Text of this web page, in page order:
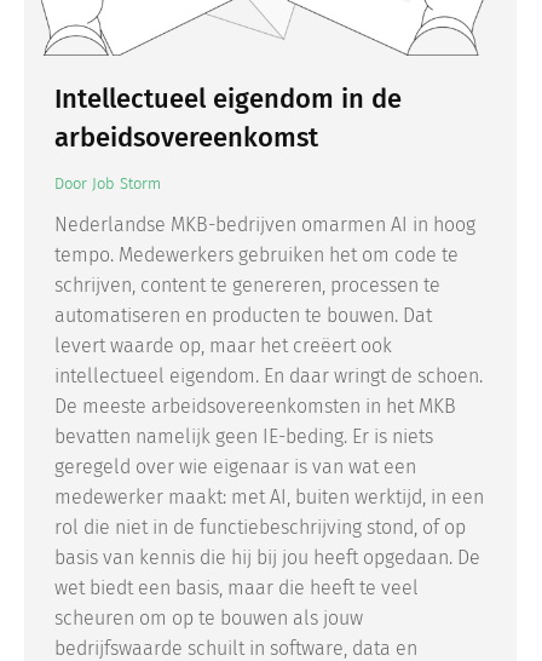
Intellectueel eigendom in de
arbeidsovereenkomst
Door Job Storm
Nederlandse MKB-bedrijven omarmen AI in hoog
tempo. Medewerkers gebruiken het om code te
schrijven, content te genereren, processen te
automatiseren en producten te bouwen. Dat
levert waarde op, maar het creëert ook
intellectueel eigendom. En daar wringt de schoen.
De meeste arbeidsovereenkomsten in het MKB
bevatten namelijk geen IE-beding. Er is niets
geregeld over wie eigenaar is van wat een
medewerker maakt: met AI, buiten werktijd, in een
rol die niet in de functiebeschrijving stond, of op
basis van kennis die hij bij jou heeft opgedaan. De
wet biedt een basis, maar die heeft te veel
scheuren om op te bouwen als jouw
bedrijfswaarde schuilt in software, data en